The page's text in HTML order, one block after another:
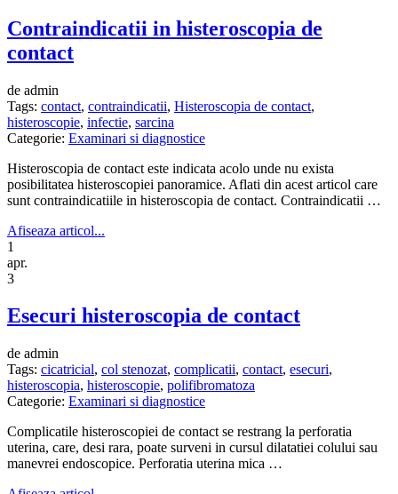
Contraindicatii in histeroscopia de
contact
de admin
Tags: contact, contraindicatii, Histeroscopia de contact,
histeroscopie, infectie, sarcina
Categorie: Examinari si diagnostice
Histeroscopia de contact este indicata acolo unde nu exista
posibilitatea histeroscopiei panoramice. Aflati din acest articol care
sunt contraindicatiile in histeroscopia de contact. Contraindicatii …
Afiseaza articol...
1
apr.
3
Esecuri histeroscopia de contact
de admin
Tags: cicatricial, col stenozat, complicatii, contact, esecuri,
histeroscopia, histeroscopie, polifibromatoza
Categorie: Examinari si diagnostice
Complicatile histeroscopiei de contact se restrang la perforatia
uterina, care, desi rara, poate surveni in cursul dilatatiei colului sau
manevrei endoscopice. Perforatia uterina mica …